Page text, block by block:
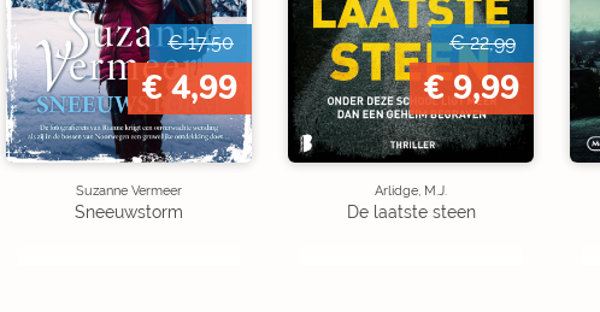
€ 17,50
€ 4,99
Suzanne Vermeer
Sneeuwstorm
€ 22,99
€ 9,99
Arlidge, M.J.
De laatste steen